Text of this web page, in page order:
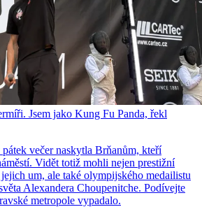
Jsem jako Kung Fu Panda, řekl
večer naskytla Brňanům, kteří
Vidět totiž mohli nejen prestižní
um, ale také olympijského medailistu
Alexandera Choupenitche. Podívejte
metropole vypadalo.